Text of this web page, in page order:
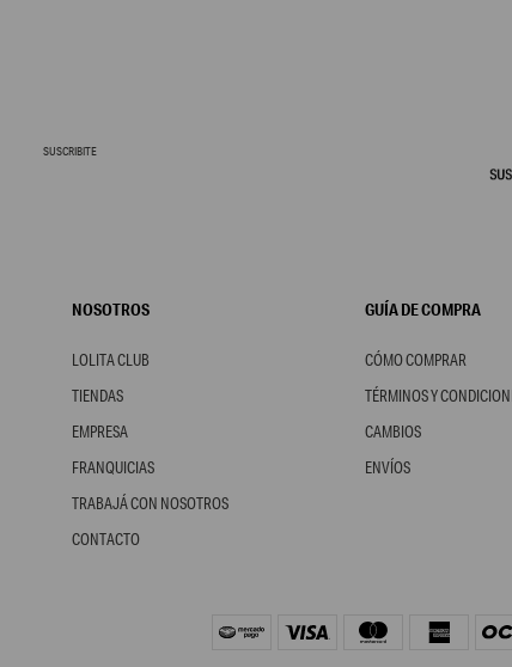
SUSCRIBITE
NOSOTROS
LOLITA CLUB
TIENDAS
EMPRESA
FRANQUICIAS
TRABAJÁ CON NOSOTROS
CONTACTO
GUÍA DE COMPRA
CÓMO COMPRAR
TÉRMINOS Y
CAMBIOS
ENVÍOS